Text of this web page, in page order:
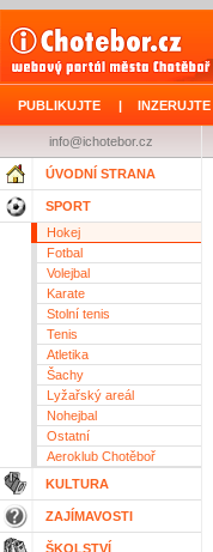
PUBLIKUJTE | INZERUJTE
info@ichotebor.cz
ÚVODNÍ STRANA
SPORT
Hokej
Fotbal
Volejbal
Karate
Stolní tenis
Tenis
Atletika
Šachy
Lyžařský areál
Nohejbal
Ostatní
Aeroklub Chotěboř
KULTURA
ZAJÍMAVOSTI
ŠKOLSTVÍ